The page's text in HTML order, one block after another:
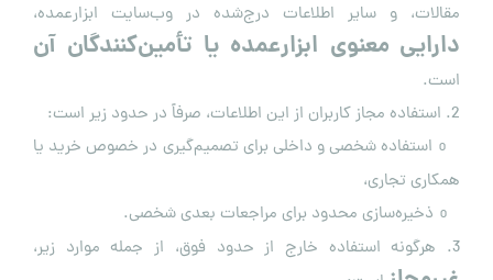
مقالات، و سایر اطلاعات درج‌شده در وب‌سایت ابزارعمده،
دارایی معنوی ابزارعمده یا تأمین‌کنندگان آن
است.
2. استفاده مجاز کاربران از این اطلاعات، صرفاً در حدود زیر است:
استفاده شخصی و داخلی برای تصمیم‌گیری در خصوص خرید یا
همکاری تجاری،
ذخیره‌سازی محدود برای مراجعات بعدی شخصی.
3. هرگونه استفاده خارج از حدود فوق، از جمله موارد زیر،